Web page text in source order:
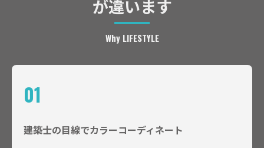
が違います
Why LIFESTYLE
01
建築士の目線でカラーコーディネート